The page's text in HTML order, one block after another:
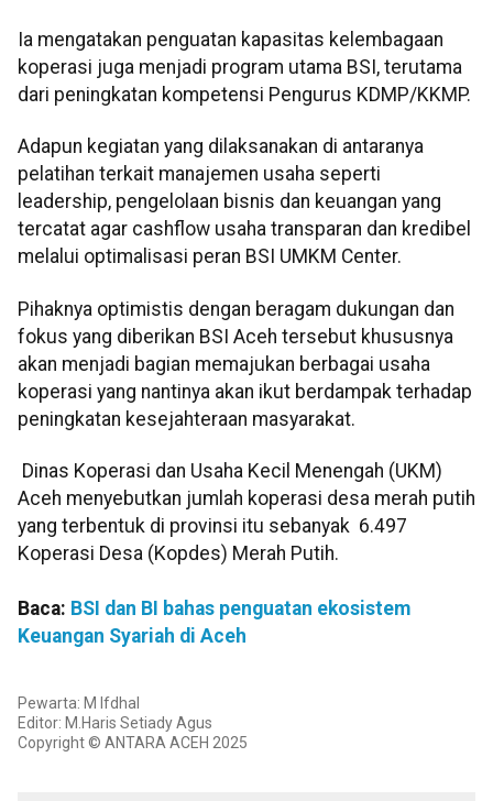
Ia mengatakan penguatan kapasitas kelembagaan
koperasi juga menjadi program utama BSI, terutama
dari peningkatan kompetensi Pengurus KDMP/KKMP.
Adapun kegiatan yang dilaksanakan di antaranya
pelatihan terkait manajemen usaha seperti
leadership, pengelolaan bisnis dan keuangan yang
tercatat agar cashflow usaha transparan dan kredibel
melalui optimalisasi peran BSI UMKM Center.
Pihaknya optimistis dengan beragam dukungan dan
fokus yang diberikan BSI Aceh tersebut khususnya
akan menjadi bagian memajukan berbagai usaha
koperasi yang nantinya akan ikut berdampak terhadap
peningkatan kesejahteraan masyarakat.
Dinas Koperasi dan Usaha Kecil Menengah (UKM)
Aceh menyebutkan jumlah koperasi desa merah putih
yang terbentuk di provinsi itu sebanyak 6.497
Koperasi Desa (Kopdes) Merah Putih.
Baca: BSI dan BI bahas penguatan ekosistem
Keuangan Syariah di Aceh
Pewarta: M Ifdhal
Editor: M.Haris Setiady Agus
Copyright © ANTARA ACEH 2025